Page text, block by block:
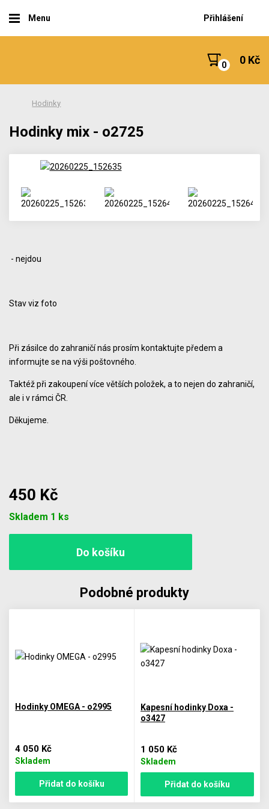
Menu Přihlášení
0 Kč
Hodinky
Hodinky mix - o2725
- nejdou
Stav viz foto
Při zásilce do zahraničí nás prosím kontaktujte předem a
informujte se na výši poštovného.
Taktéž při zakoupení více větších položek, a to nejen do zahraničí,
ale i v rámci ČR.
Děkujeme.
450 Kč
Skladem 1 ks
Podobné produkty
Hodinky OMEGA - o2995
4 050 Kč
Skladem
Přidat do košíku
Kapesní hodinky Doxa -
o3427
1 050 Kč
Skladem
Přidat do košíku